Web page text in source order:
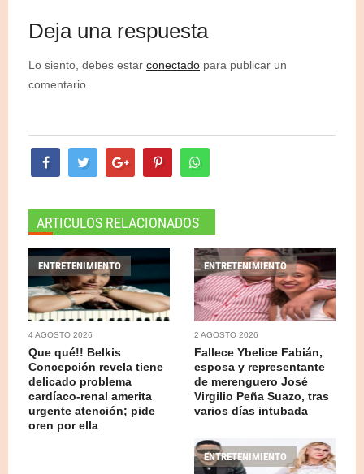
Deja una respuesta
Lo siento, debes estar conectado para publicar un
comentario.
ARTICULOS RELACIONADOS
ENTRETENIMIENTO
4 AGOSTO 2026
Que qué!! Belkis
Concepción revela tiene
delicado problema
cardíaco-renal amerita
urgente atención; pide
oren por ella
ENTRETENIMIENTO
2 AGOSTO 2026
Fallece Ybelice Fabián,
esposa y representante
de merenguero José
Virgilio Peña Suazo, tras
varios días intubada
ENTRETENIMIENTO